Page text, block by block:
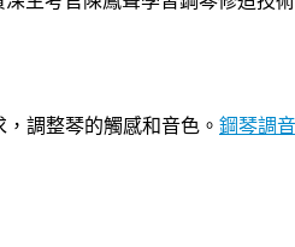
調整琴的觸感和音色。 鋼琴調